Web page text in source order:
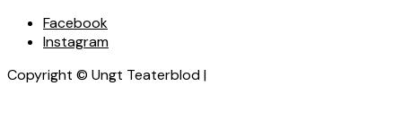
Facebook
Instagram
Copyright © Ungt Teaterblod |